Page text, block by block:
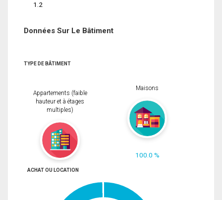
1.2
Données Sur Le Bâtiment
TYPE DE BÂTIMENT
Appartements (faible
hauteur et à étages
multiples)
Maisons
100.0 %
ACHAT OU LOCATION